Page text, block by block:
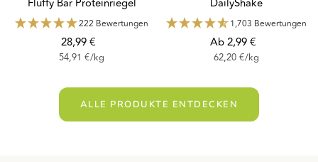
222 Bewertungen
Angebotspreis
28,99 €
54,91 €/kg
1,703 Bewertungen
Angebotspreis
Ab 2,99 €
62,20 €/kg
ALLE PRODUKTE ENTDECKEN